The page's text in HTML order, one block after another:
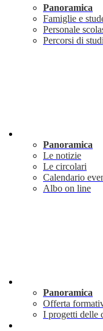
Panoramica
Famiglie e
Personale
Percorsi di
Panoramica
Le notizie
Le circolari
Calendario
Albo on line
Panoramica
Offerta
I progetti delle